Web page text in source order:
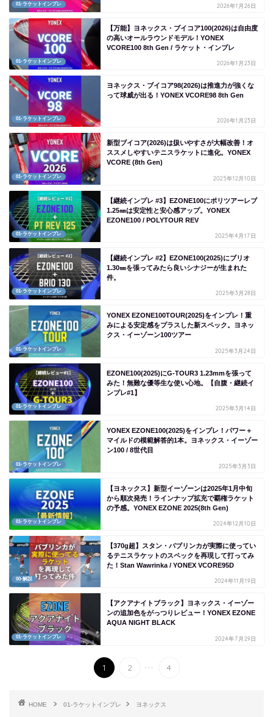
01-ラケットインプレ 2026年1月26日
01-ラケットインプレ
【万能】ヨネックス・ブイコア100(2026)は自由度
の高いオールラウンドモデル！YONEX
VCORE100 8th Gen / ラケット・インプレ
2026年1月23日
01-ラケットインプレ
ヨネックス・ブイコア98(2026)は推進力が強くな
って球威が出る！YONEX VCORE98 8th Gen
2026年1月23日
01-ラケットインプレ
新型ブイコア(2026)は扱いやすさが大幅改善！オ
ススメしやすいテニスラケットに進化。YONEX
VCORE (8th Gen)
2025年12月10日
01-ラケットインプレ
【継続インプレ #3】EZONE100にポリツアーレブ
1.25㎜は安定性と安心感アップ。YONEX
EZONE100 / POLYTOUR REV
2025年4月17日
01-ラケットインプレ
【継続インプレ #2】EZONE100(2025)にブリオ
1.30㎜を張ってみたら良いシナジーが生まれた
件。
2025年3月28日
01-ラケットインプレ
YONEX EZONE100TOUR(2025)をインプレ！重
みによる安定感をプラスした新スペック。ヨネッ
クス・イーゾーン100ツアー
2025年3月24日
01-ラケットインプレ
EZONE100(2025)にG-TOUR3 1.23mmを張って
みた！無難な優等生な使い心地。【自腹・継続イ
ンプレ#1】
2025年3月14日
01-ラケットインプレ
YONEX EZONE100(2025)をインプレ！パワー＋
マイルドの模範解答的1本。ヨネックス・イーゾー
ン100 / 8世代目
2025年3月3日
01-ラケットインプレ
【ヨネックス】新型イーゾーンは2025年1月中旬
から順次発売！ラインナップ拡充で覇権ラケット
の予感。YONEX EZONE 2025(8th Gen)
2024年12月10日
00-解説
【370g超】スタン・バブリンカが実際に使ってい
るテニスラケットのスペックを再現して打ってみ
た！Stan Wawrinka / YONEX VCORE95D
2024年11月19日
01-ラケットインプレ
【アクアナイトブラック】ヨネックス・イーゾー
ンの追加色をがっつりレビュー！YONEX EZONE
AQUA NIGHT BLACK
2024年7月29日
1 2 ... 4
HOME 01-ラケットインプレ ヨネックス